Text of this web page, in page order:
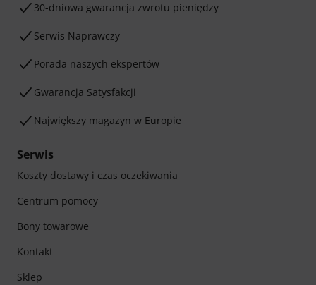
30-dniowa gwarancja zwrotu pieniędzy
Serwis Naprawczy
Porada naszych ekspertów
Gwarancja Satysfakcji
Największy magazyn w Europie
Serwis
Koszty dostawy i czas oczekiwania
Centrum pomocy
Bony towarowe
Kontakt
Sklep